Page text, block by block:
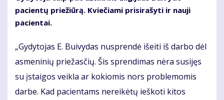
pacientų priežiūrą. Kviečiami prisirašyti ir nauji
pacientai.
„Gydytojas E. Buivydas nusprendė išeiti iš darbo dėl
asmeninių priežasčių. Šis sprendimas nėra susijęs
su įstaigos veikla ar kokiomis nors problemomis
darbe. Kad pacientams nereikėtų ieškoti kitos